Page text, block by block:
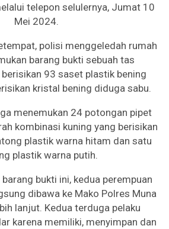
telepon selulernya, Jumat 10
Mei 2024.
polisi menggeledah rumah
barang bukti sebuah tas
93 saset plastik bening
kristal bening diduga sabu.
menemukan 24 potongan pipet
kombinasi kuning yang berisikan
plastik warna hitam dan satu
plastik warna putih.
bukti ini, kedua perempuan
dibawa ke Mako Polres Muna
lanjut. Kedua terduga pelaku
karena memiliki, menyimpan dan